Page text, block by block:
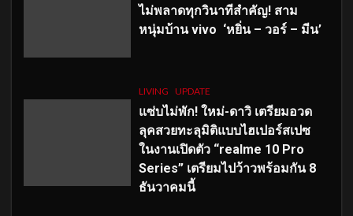
ไม่พลาดทุกวินาทีสำคัญ! สาม
หนุ่มบ้าน vivo ‘หยิ่น – วอร์ – มีน’
LIVING UPDATE
แซ่บไม่พัก! ใหม่-ดาวิ เตรียมอวด
ลุคสวยทะลุมิติแบบไฮเปอร์สเปซ
ในงานเปิดตัว “realme 10 Pro
Series” เตรียมไปว้าวพร้อมกัน 8
ธันวาคมนี้